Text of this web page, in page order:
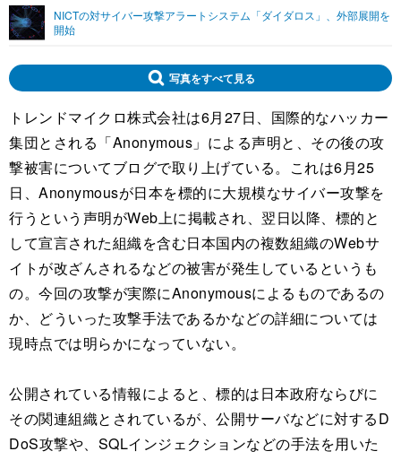
ショッピング その他
NICTの対サイバー攻撃アラートシステム「ダイダロス」、外部展開を
開始
写真をすべて見る
トレンドマイクロ株式会社は6月27日、国際的なハッカー
集団とされる「Anonymous」による声明と、その後の攻
撃被害についてブログで取り上げている。これは6月25
日、Anonymousが日本を標的に大規模なサイバー攻撃を
行うという声明がWeb上に掲載され、翌日以降、標的と
して宣言された組織を含む日本国内の複数組織のWebサ
イトが改ざんされるなどの被害が発生しているというも
の。今回の攻撃が実際にAnonymousによるものであるの
か、どういった攻撃手法であるかなどの詳細については
現時点では明らかになっていない。
公開されている情報によると、標的は日本政府ならびに
その関連組織とされているが、公開サーバなどに対するD
DoS攻撃や、SQLインジェクションなどの手法を用いた